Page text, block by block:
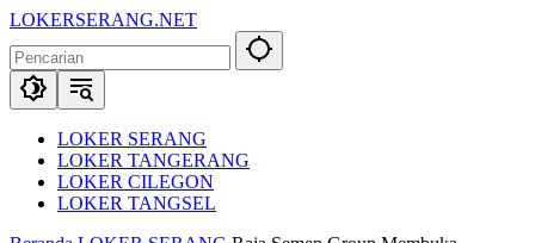
Langsung
konten
LOKERSERANG.NET
Lowongan
Kerja
Serang
SekitarnyaLOKER SERANG
LOKER TANGERANG
LOKER CILEGON
LOKER TANGSEL